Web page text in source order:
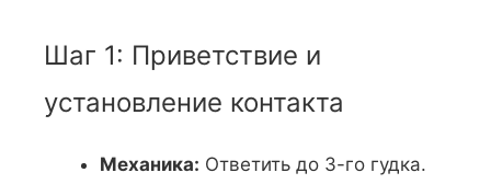
Шаг 1: Приветствие и
установление контакта
Механика: Ответить до 3-го гудка.